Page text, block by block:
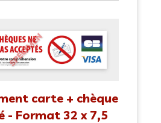
carte + chèque
- Format 32 x 7,5